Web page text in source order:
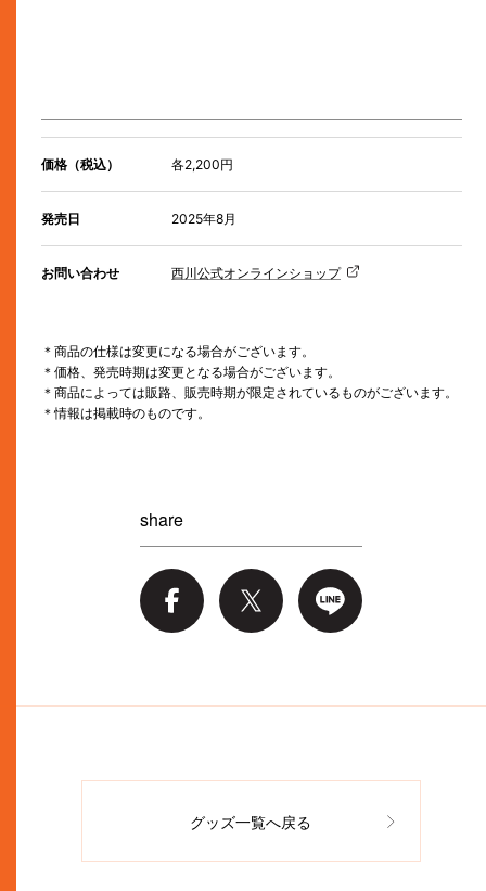
価格（税込） 各2,200円
発売日 2025年8月
お問い合わせ 西川公式オンラインショップ
＊商品の仕様は変更になる場合がございます。
＊価格、発売時期は変更となる場合がございます。
＊商品によっては販路、販売時期が限定されているものがございます。
＊情報は掲載時のものです。
share
グッズ一覧へ戻る